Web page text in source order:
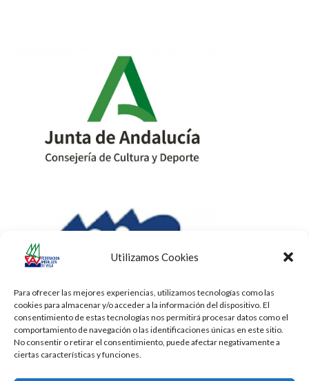
Utilizamos Cookies
Para ofrecer las mejores experiencias, utilizamos tecnologías como las
cookies para almacenar y/o acceder a la información del dispositivo. El
consentimiento de estas tecnologías nos permitirá procesar datos como el
comportamiento de navegación o las identificaciones únicas en este sitio.
No consentir o retirar el consentimiento, puede afectar negativamente a
ciertas características y funciones.